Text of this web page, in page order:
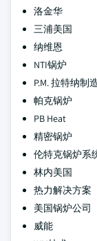
洛金华
三浦美国
纳维恩
NTI锅炉
P.M. 拉特纳制
帕克锅炉
PB Heat
精密锅炉
伦特克锅炉系
林内美国
热力解决方案
美国锅炉公司
威能